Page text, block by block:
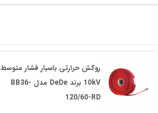
روکش حرارتی باسبار فشار متوسط
10kV برند DeDe مدل BB36-
120/60-RD